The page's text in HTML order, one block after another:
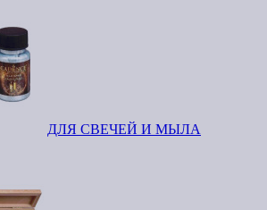
ДЛЯ СВЕЧЕЙ И МЫЛА